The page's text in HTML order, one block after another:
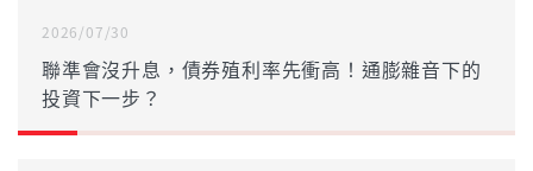
2026/07/30
聯準會沒升息，債券殖利率先衝高！通膨雜音下的
投資下一步？